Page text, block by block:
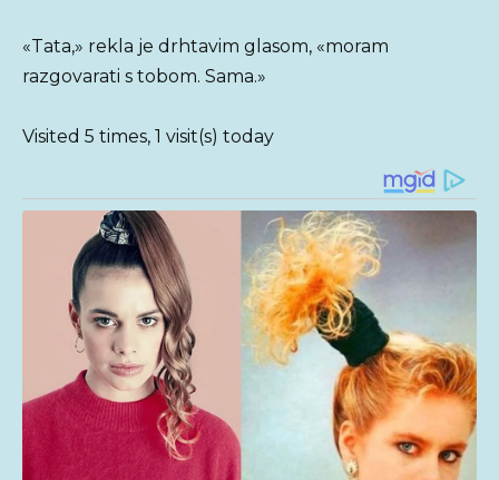
«Tata,» rekla je drhtavim glasom, «moram
razgovarati s tobom. Sama.»
Visited 5 times, 1 visit(s) today